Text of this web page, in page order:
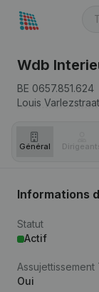
Wdb
BE 0657.851.624
Louis
Général
Informations
Statut
Actif
Assujettissement
Oui